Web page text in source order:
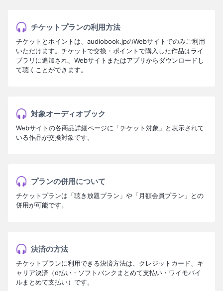
チケットプランの利用方法
チケットとポイントは、audiobook.jpのWebサイトでのみご利用
いただけます。チケットで交換・ポイントで購入した作品はライ
ブラリに追加され、Webサイトまたはアプリからダウンロードし
て聴くことができます。
対象オーディオブック
Webサイトの各商品詳細ページに「チケット対象」と表示されて
いる作品が交換対象です。
プランの併用について
チケットプランは「聴き放題プラン」や「月額会員プラン」との
併用が可能です。
決済の方法
チケットプランに利用できる決済方法は、クレジットカード、キ
ャリア決済（d払い・ソフトバンクまとめて支払い・ワイモバイ
ルまとめて支払い）です。